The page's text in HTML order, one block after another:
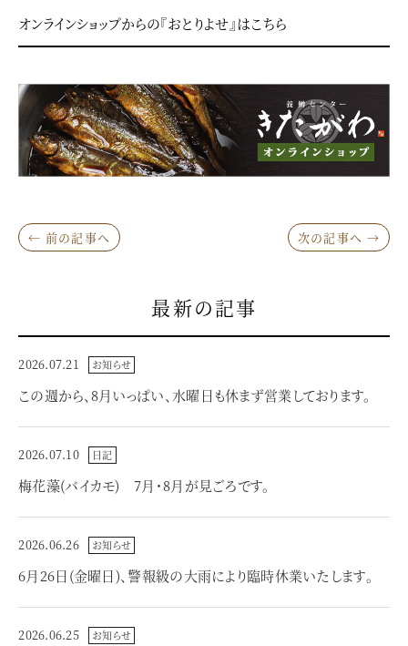
オンラインショップからの『おとりよせ』はこちら
← 前の記事へ 次の記事へ →
最新の記事
2026.07.21 お知らせ
この週から、8月いっぱい、水曜日も休まず営業しております。
2026.07.10 日記
梅花藻(バイカモ) 7月・8月が見ごろです。
2026.06.26 お知らせ
6月26日(金曜日)、警報級の大雨により臨時休業いたします。
2026.06.25 お知らせ